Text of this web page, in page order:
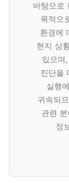
바탕으로
목적으
환경에
현지 상
있으며
진단을
실행
귀속되
관련
정